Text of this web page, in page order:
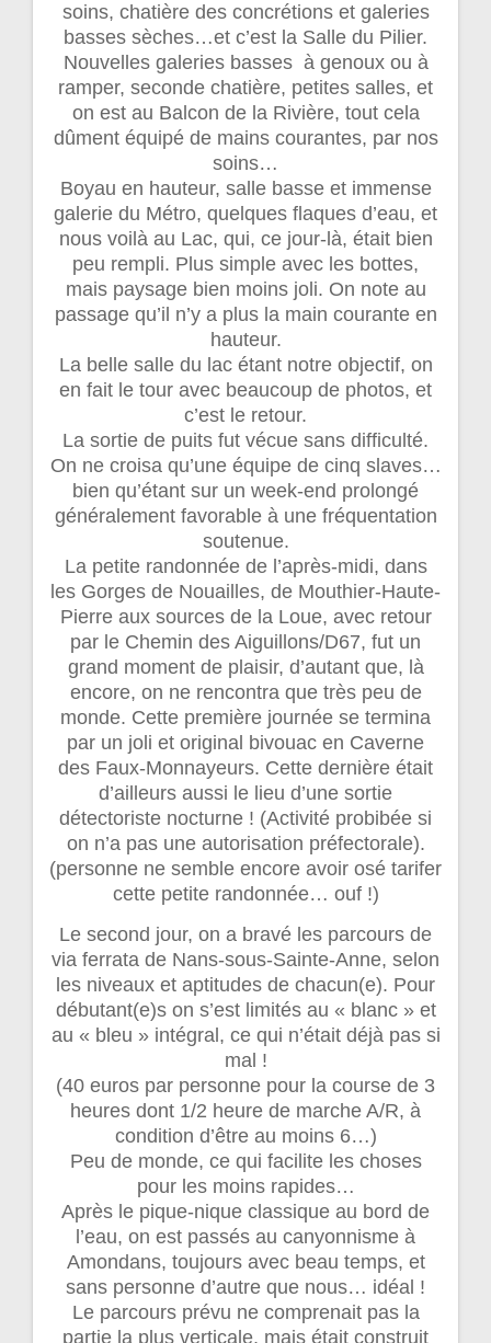
soins, chatière des concrétions et galeries
basses sèches…et c’est la Salle du Pilier.
Nouvelles galeries basses à genoux ou à
ramper, seconde chatière, petites salles, et
on est au Balcon de la Rivière, tout cela
dûment équipé de mains courantes, par nos
soins…
Boyau en hauteur, salle basse et immense
galerie du Métro, quelques flaques d’eau, et
nous voilà au Lac, qui, ce jour-là, était bien
peu rempli. Plus simple avec les bottes,
mais paysage bien moins joli. On note au
passage qu’il n’y a plus la main courante en
hauteur.
La belle salle du lac étant notre objectif, on
en fait le tour avec beaucoup de photos, et
c’est le retour.
La sortie de puits fut vécue sans difficulté.
On ne croisa qu’une équipe de cinq slaves…
bien qu’étant sur un week-end prolongé
généralement favorable à une fréquentation
soutenue.
La petite randonnée de l’après-midi, dans
les Gorges de Nouailles, de Mouthier-Haute-
Pierre aux sources de la Loue, avec retour
par le Chemin des Aiguillons/D67, fut un
grand moment de plaisir, d’autant que, là
encore, on ne rencontra que très peu de
monde. Cette première journée se termina
par un joli et original bivouac en Caverne
des Faux-Monnayeurs. Cette dernière était
d’ailleurs aussi le lieu d’une sortie
détectoriste nocturne ! (Activité probibée si
on n’a pas une autorisation préfectorale).
(personne ne semble encore avoir osé tarifer
cette petite randonnée… ouf !)
Le second jour, on a bravé les parcours de
via ferrata de Nans-sous-Sainte-Anne, selon
les niveaux et aptitudes de chacun(e). Pour
débutant(e)s on s’est limités au « blanc » et
au « bleu » intégral, ce qui n’était déjà pas si
mal !
(40 euros par personne pour la course de 3
heures dont 1/2 heure de marche A/R, à
condition d’être au moins 6…)
Peu de monde, ce qui facilite les choses
pour les moins rapides…
Après le pique-nique classique au bord de
l’eau, on est passés au canyonnisme à
Amondans, toujours avec beau temps, et
sans personne d’autre que nous… idéal !
Le parcours prévu ne comprenait pas la
partie la plus verticale, mais était construit